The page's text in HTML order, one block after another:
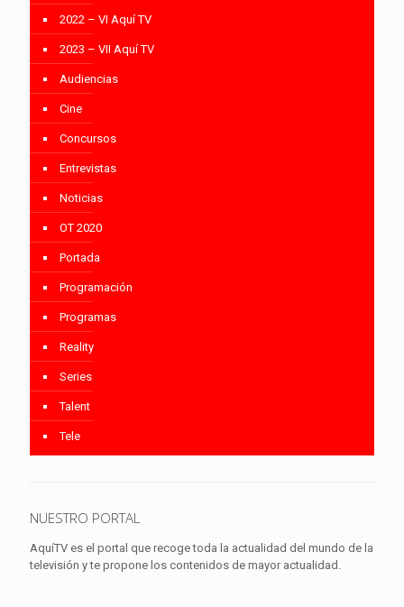
2022 – VI Aquí TV
2023 – VII Aquí TV
Audiencias
Cine
Concursos
Entrevistas
Noticias
OT 2020
Portada
Programación
Programas
Reality
Series
Talent
Tele
NUESTRO PORTAL
AquíTV es el portal que recoge toda la actualidad del mundo de la
televisión y te propone los contenidos de mayor actualidad.